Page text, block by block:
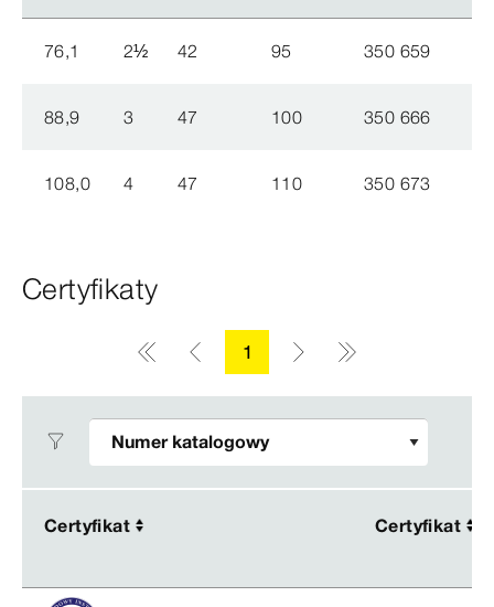
76,1 2½ 42 95 350 659
88,9 3 47 100 350 666
108,0 4 47 110 350 673
Certyfikaty
1
Certyfikat Certyfikat
Certyfikat Certyfikat